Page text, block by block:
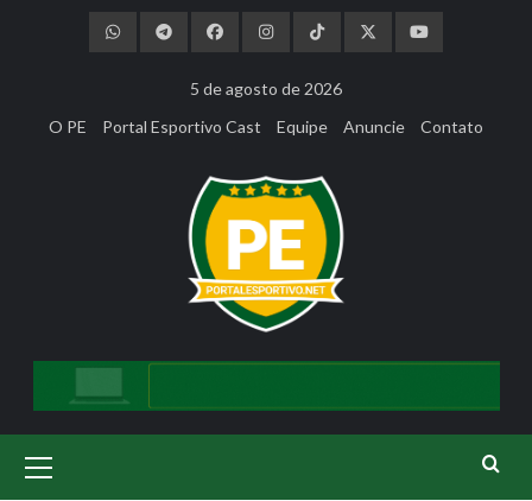
5 de agosto de 2026
O PE
Portal Esportivo Cast Equipe Anuncie Contato
Menu